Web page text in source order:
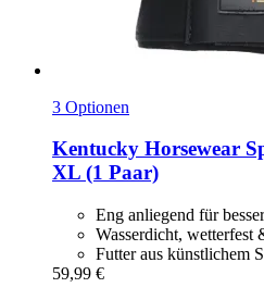
3 Optionen
Kentucky Horsewear
XL (1 Paar)
Eng anliegend für
Wasserdicht, wetterfest
Futter aus künstlichem
59,99 €